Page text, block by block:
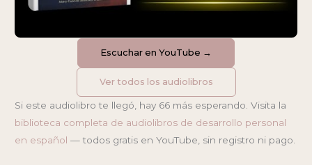
Escuchar en YouTube →
Ver todos los audiolibros
Si este audiolibro te llegó, hay 66 más esperando. Visita la
biblioteca completa de audiolibros de desarrollo personal
en español — todos gratis en YouTube, sin registro ni pago.